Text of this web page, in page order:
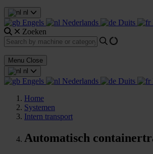
nl
Engels Nederlands Duits
Zoeken
Menu Close
nl
Engels Nederlands Duits
Home
Systemen
Intern transport
Automatisch